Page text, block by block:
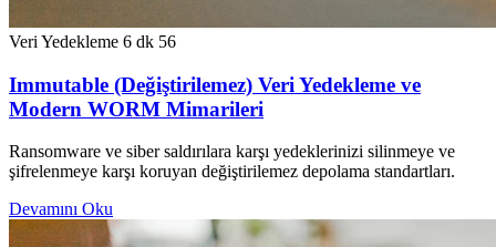
Veri Yedekleme 6 dk 56
Immutable (Değiştirilemez) Veri Yedekleme ve
Modern WORM Mimarileri
Ransomware ve siber saldırılara karşı yedeklerinizi silinmeye ve
şifrelenmeye karşı koruyan değiştirilemez depolama standartları.
Devamını Oku